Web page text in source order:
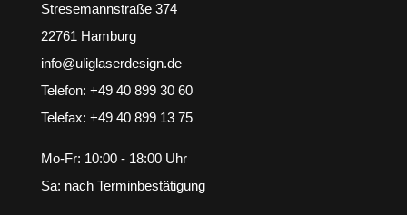
Stresemannstraße 374
22761 Hamburg
info@uliglaserdesign.de
Telefon: +49 40 899 30 60
Telefax: +49 40 899 13 75
Mo-Fr: 10:00 - 18:00 Uhr
Sa: nach Terminbestätigung